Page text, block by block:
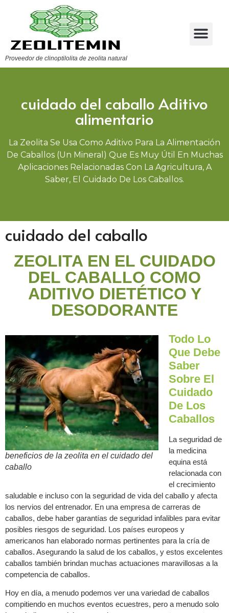
Proveedor de clinoptilolita de zeolita natural
cuidado del caballo Aditivo
alimentario
La Zeolita Se Usa Como Aditivo Para La Alimentación
De Caballos (un Mineral) Que Es Muy Útil En Muchas
Aplicaciones Relacionadas Con La Agricultura, A
Saber, El Cuidado De Los Caballos.
cuidado del caballo
ZEOLITA EN EL CUIDADO
DEL CABALLO COMO
ADITIVO DIETÉTICO Y
DESODORANTE
beneficios de la zeolita en el cuidado del
caballo
Todo Lo
Que Debe
Saber
Sobre El
Cuidado
De Los
Caballos
La seguridad de
la medicina
equina está
relacionada con
el crecimiento
saludable e incluso con la seguridad de vida del caballo y afecta
los nervios del entrenador. En una empresa de carreras de
caballos, debe haber garantías de seguridad infalibles para evitar
posibles riesgos de seguridad. Los países europeos y
americanos han elaborado normas pertinentes para la cría de
caballos. Asegurando la salud de los caballos, y estos excelentes
caballos también brindan muchas actuaciones maravillosas a la
competencia de caballos.
Hoy en día, a menudo podemos ver una variedad de caballos
compitiendo en muchos eventos ecuestres, pero a menudo solo